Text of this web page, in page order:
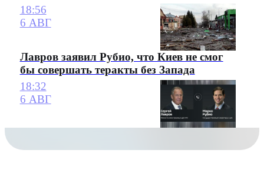
18:56
6 АВГ
Лавров заявил Рубио, что Киев не смог
бы совершать теракты без Запада
18:32
6 АВГ